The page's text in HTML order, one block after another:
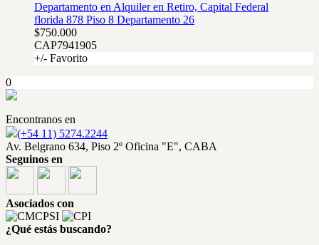
Departamento en Alquiler en Retiro, Capital Federal
florida 878 Piso 8 Departamento 26
$750.000
CAP7941905
+/- Favorito
0
Encontranos en
(+54 11) 5274.2244
Av. Belgrano 634, Piso 2º Oficina "E", CABA
Seguinos en
Asociados con
¿Qué estás buscando?